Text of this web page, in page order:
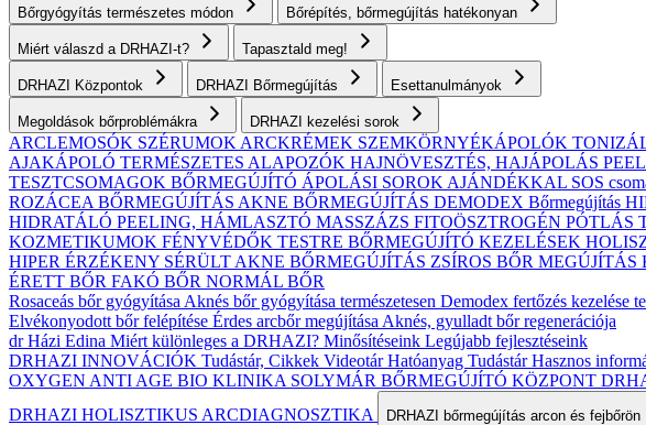
Bőrgyógyítás természetes módon Bőrépítés, bőrmegújítás hatékonyan
Miért válaszd a DRHAZI-t? Tapasztald meg!
DRHAZI Központok DRHAZI Bőrmegújítás Esettanulmányok
Megoldások bőrproblémákra DRHAZI kezelési sorok
ARCLEMOSÓK SZÉRUMOK ARCKRÉMEK SZEMKÖRNYÉKÁPOLÓK
AJAKÁPOLÓ TERMÉSZETES ALAPOZÓK HAJNÖVESZTÉS, HAJÁPOLÁS
TESZTCSOMAGOK BŐRMEGÚJÍTÓ ÁPOLÁSI SOROK AJÁNDÉKKAL SOS
ROZÁCEA BŐRMEGÚJÍTÁS AKNE BŐRMEGÚJÍTÁS DEMODEX Bőrmegújítás
HIDRATÁLÓ PEELING, HÁMLASZTÓ MASSZÁZS FITOÖSZTROGÉN PÓTLÁS
KOZMETIKUMOK FÉNYVÉDŐK TESTRE BŐRMEGÚJÍTÓ KEZELÉSEK
HIPER ÉRZÉKENY SÉRÜLT AKNE BŐRMEGÚJÍTÁS ZSÍROS BŐR MEGÚJÍTÁS
ÉRETT BŐR FAKÓ BŐR NORMÁL BŐR
Rosaceás bőr gyógyítása Aknés bőr gyógyítása természetesen Demodex fertőzés kezelése
Elvékonyodott bőr felépítése Érdes arcbőr megújítása Aknés, gyulladt bőr regenerációja
dr Házi Edina Miért különleges a DRHAZI? Minősítéseink Legújabb fejlesztéseink
DRHAZI INNOVÁCIÓK Tudástár, Cikkek VideotárHatóanyag TudástárHasznos
OXYGEN ANTI AGE BIO KLINIKA SOLYMÁR BŐRMEGÚJÍTÓ KÖZPONT
DRHAZI HOLISZTIKUS ARCDIAGNOSZTIKA
DRHAZI bőrmegújítás arcon és fejbőrön